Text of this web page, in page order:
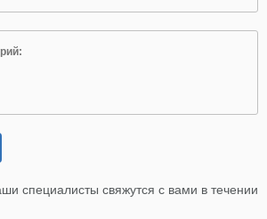
специалисты свяжутся с вами в течении